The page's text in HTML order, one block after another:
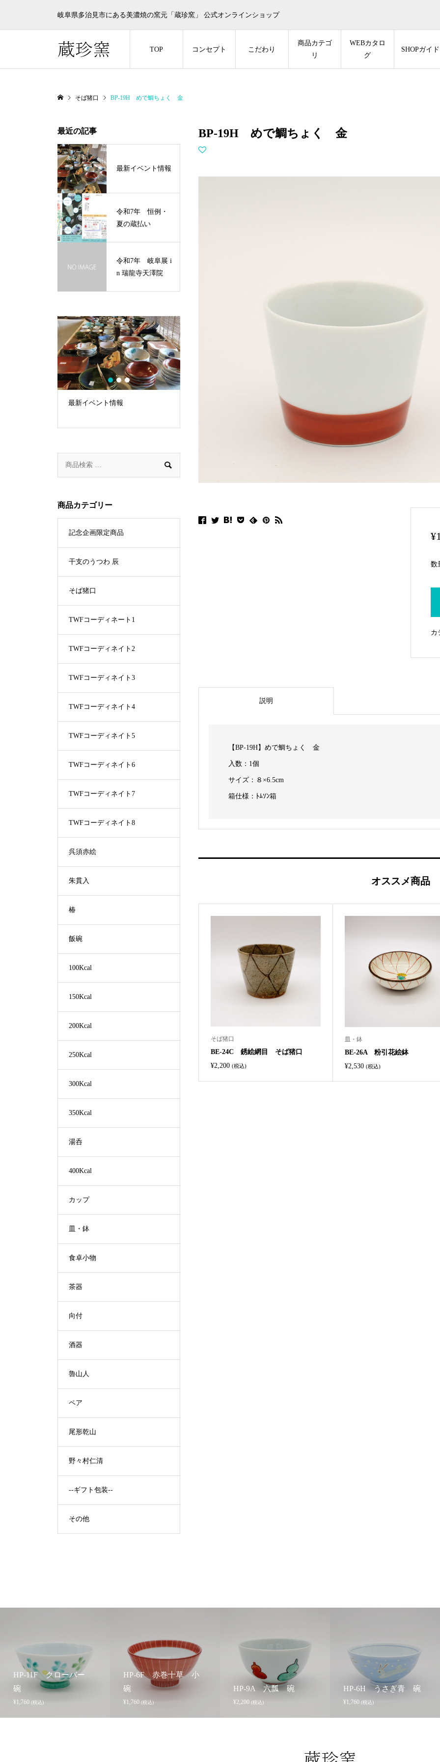
岐阜県多治見市にある美濃焼の窯元「蔵珍窯」 公式オンラインショップ
TOP コンセプト こだわり
商品カテゴ
リ
WEBカタロ
グ
SHOPガイド
そば猪口 BP-19H めで鯛ちょく 金
BP-19H めで鯛ちょく 金
¥
数
カ
説明
【BP-19H】めで鯛ちょく 金
入数：1個
サイズ：８×6.5cm
箱仕様：ﾄﾑｿﾝ箱
オススメ商品
そば猪口
BE-24C 銹絵網目 そば猪口
¥2,200 (税込)
皿・鉢
BE-26A 粉引花絵鉢
¥2,530 (税込)
最近の記事
最新イベント情報
令和7年 恒例・
夏の蔵払い
令和7年 岐阜展 i
n 瑞龍寺天澤院
令和7年 恒例・夏の蔵払い
令和7年 岐阜展 in 瑞龍寺天澤
1 2 3

商品カテゴリー
記念企画限定商品
干支のうつわ 辰
そば猪口
TWFコーディネート1
TWFコーディネイト2
TWFコーディネイト3
TWFコーディネイト4
TWFコーディネイト5
TWFコーディネイト6
TWFコーディネイト7
TWFコーディネイト8
呉須赤絵
朱貫入
椿
飯碗
100Kcal
150Kcal
200Kcal
250Kcal
300Kcal
350Kcal
湯呑
400Kcal
カップ
皿・鉢
食卓小物
茶器
向付
酒器
魯山人
ペア
尾形乾山
野々村仁清
--ギフト包装--
その他
HP-11F クローバー
碗
¥1,760 (税込)
HP-6F 赤巻十草 小
碗
¥1,760 (税込)
HP-9A 六瓢 碗
¥2,200 (税込)
HP-6H うさぎ青 碗
¥1,760 (税込)